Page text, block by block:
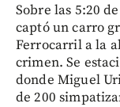
Sobre las 5:20
captó un carro
Ferrocarril a la
crimen. Se
donde Miguel
de 200